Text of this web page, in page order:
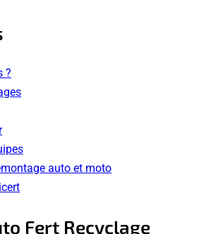
?
auto et moto
Fert Recyclage